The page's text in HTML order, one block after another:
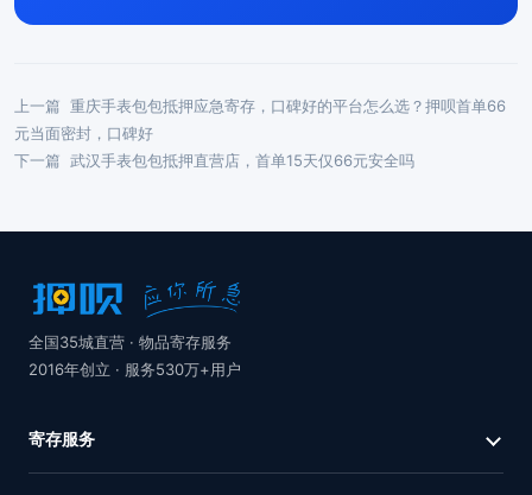
上一篇 重庆手表包包抵押应急寄存，口碑好的平台怎么选？押呗首单66
元当面密封，口碑好
下一篇 武汉手表包包抵押直营店，首单15天仅66元安全吗
全国35城直营 · 物品寄存服务
2016年创立 · 服务530万+用户
寄存服务